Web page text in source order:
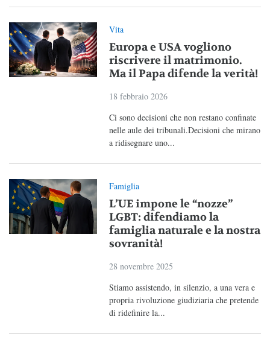
Vita
Europa e USA vogliono
riscrivere il matrimonio.
Ma il Papa difende la verità!
18 febbraio 2026
Ci sono decisioni che non restano confinate
nelle aule dei tribunali.Decisioni che mirano
a ridisegnare uno...
Famiglia
L’UE impone le “nozze”
LGBT: difendiamo la
famiglia naturale e la nostra
sovranità!
28 novembre 2025
Stiamo assistendo, in silenzio, a una vera e
propria rivoluzione giudiziaria che pretende
di ridefinire la...